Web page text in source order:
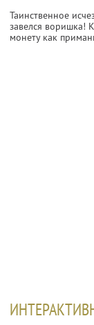
Таинственное
завелся воришка!
монету как